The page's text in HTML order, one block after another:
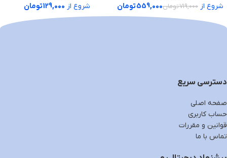
شروع از 719,000تومان559,000تومان
شروع از 129,000تومان
دسترسی سریع
صفحه اصلی
حساب کاربری
قوانین و مقررات
تماس با ما